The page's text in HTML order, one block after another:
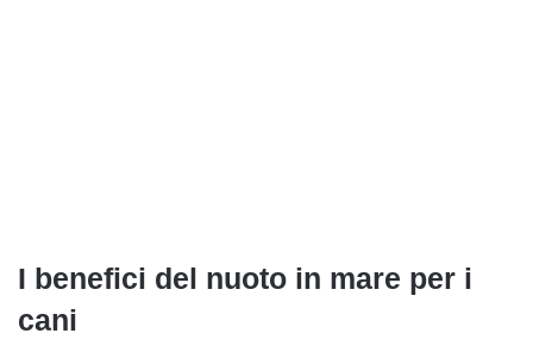
I benefici del nuoto in mare per i
cani